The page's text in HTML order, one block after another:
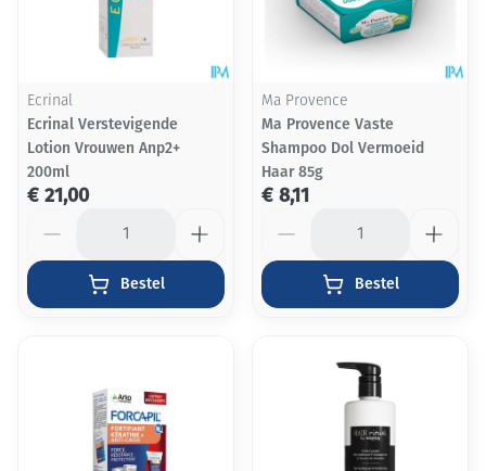
Ecrinal
Ecrinal Verstevigende
Lotion Vrouwen Anp2+
200ml
€ 21,00
Bestel
Ma Provence
Ma Provence Vaste
Shampoo Dol Vermoeid
Haar 85g
€ 8,11
Bestel